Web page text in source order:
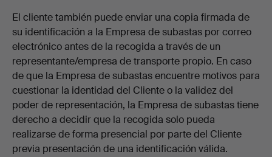
El cliente también puede enviar una copia firmada de
su identificación a la Empresa de subastas por correo
electrónico antes de la recogida a través de un
representante/empresa de transporte propio. En caso
de que la Empresa de subastas encuentre motivos para
cuestionar la identidad del Cliente o la validez del
poder de representación, la Empresa de subastas tiene
derecho a decidir que la recogida solo pueda
realizarse de forma presencial por parte del Cliente
previa presentación de una identificación válida.